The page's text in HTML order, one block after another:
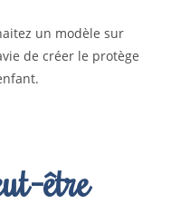
un modèle sur
de créer le protège
être